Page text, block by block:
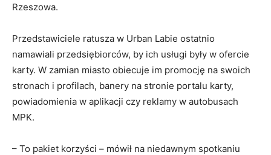
Rzeszowa.
Przedstawiciele ratusza w Urban Labie ostatnio
namawiali przedsiębiorców, by ich usługi były w ofercie
karty. W zamian miasto obiecuje im promocję na swoich
stronach i profilach, banery na stronie portalu karty,
powiadomienia w aplikacji czy reklamy w autobusach
MPK.
– To pakiet korzyści – mówił na niedawnym spotkaniu